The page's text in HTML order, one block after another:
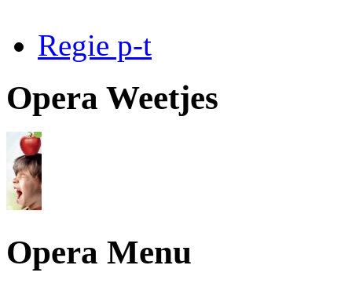
Regie p-t
Opera Weetjes
Opera Menu